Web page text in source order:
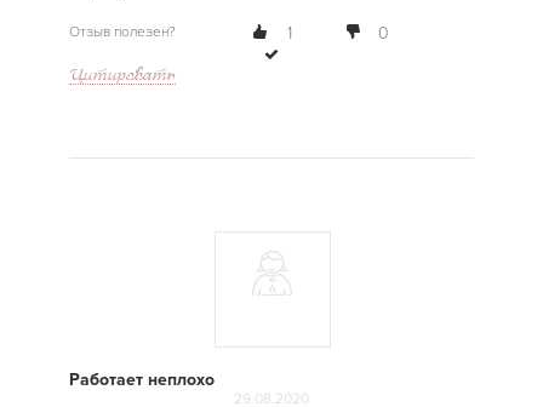
Отзыв полезен? 1 0
Цитировать
Работает неплохо
29.08.2020